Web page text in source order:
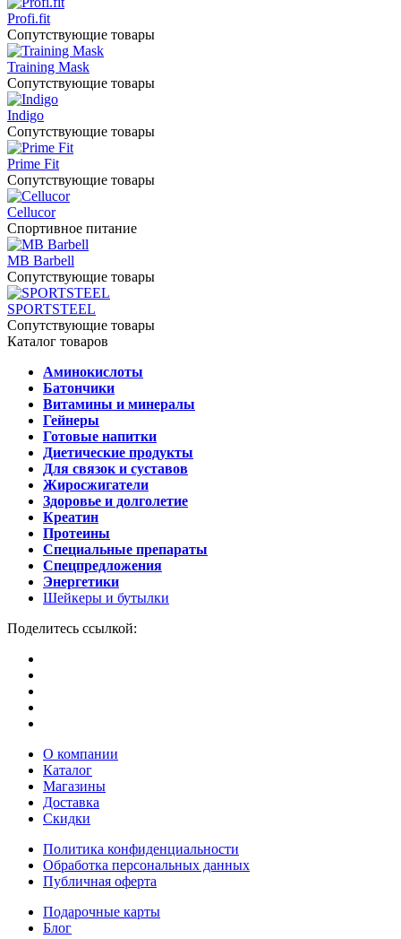
Profi.fit
Сопутствующие товары
Training Mask
Сопутствующие товары
Indigo
Сопутствующие товары
Prime Fit
Сопутствующие товары
Cellucor
Спортивное питание
MB Barbell
Сопутствующие товары
SPORTSTEEL
Сопутствующие товары
Каталог товаров
Аминокислоты
Батончики
Витамины и минералы
Гейнеры
Готовые напитки
Диетические продукты
Для связок и суставов
Жиросжигатели
Здоровье и долголетие
Креатин
Протеины
Специальные препараты
Спецпредложения
Энергетики
Шейкеры и бутылки
Поделитесь ссылкой:
О компании
Каталог
Магазины
Доставка
Скидки
Политика конфиденциальности
Обработка персональных данных
Публичная оферта
Подарочные карты
Блог